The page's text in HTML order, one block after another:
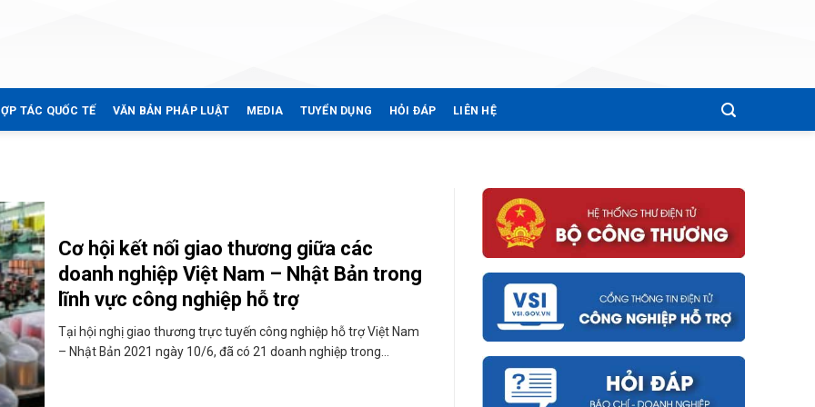
TÁC QUỐC TẾ VĂN BẢN PHÁP LUẬT MEDIA TUYỂN DỤNG HỎI ĐÁP LIÊN HỆ
Cơ hội kết nối giao thương giữa các
doanh nghiệp Việt Nam – Nhật Bản trong
lĩnh vực công nghiệp hỗ trợ
Tại hội nghị giao thương trực tuyến công nghiệp hỗ trợ Việt Nam
– Nhật Bản 2021 ngày 10/6, đã có 21 doanh nghiệp trong...